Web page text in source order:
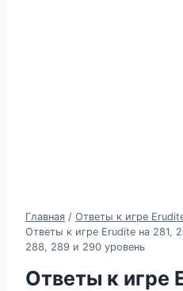
Главная / Ответы к игре
Ответы к игре Erudite на 281,
288, 289 и 290 уровень
Ответы к игре